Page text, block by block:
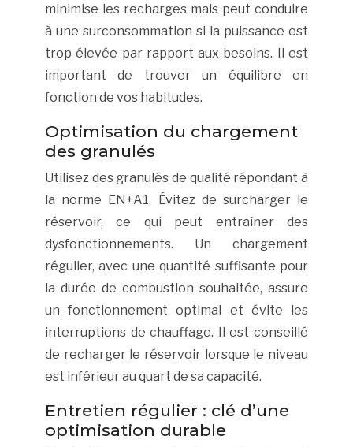
minimise les recharges mais peut conduire
à une surconsommation si la puissance est
trop élevée par rapport aux besoins. Il est
important de trouver un équilibre en
fonction de vos habitudes.
Optimisation du chargement
des granulés
Utilisez des granulés de qualité répondant à
la norme EN+A1. Évitez de surcharger le
réservoir, ce qui peut entraîner des
dysfonctionnements. Un chargement
régulier, avec une quantité suffisante pour
la durée de combustion souhaitée, assure
un fonctionnement optimal et évite les
interruptions de chauffage. Il est conseillé
de recharger le réservoir lorsque le niveau
est inférieur au quart de sa capacité.
Entretien régulier : clé d’une
optimisation durable